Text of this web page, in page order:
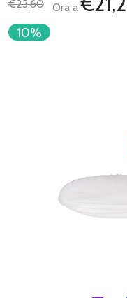
€23,60 Ora a
10%